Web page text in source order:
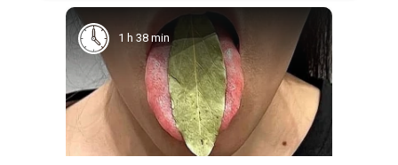
1 h 38 min